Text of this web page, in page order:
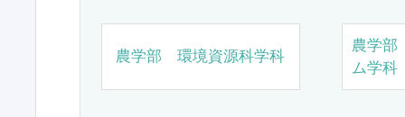
農学部 環境資源科学科
農学
ム学科